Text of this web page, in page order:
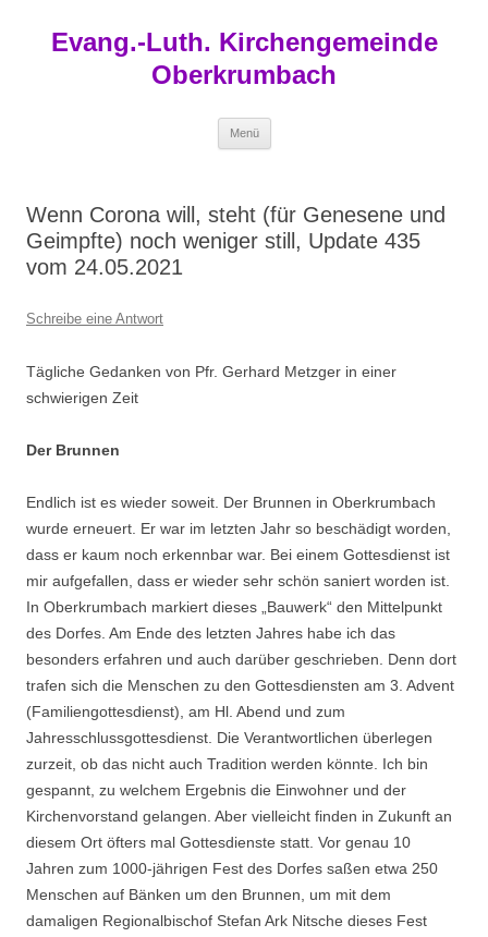
springen
Evang.-Luth. Kirchengemeinde
Oberkrumbach
Menü
Wenn Corona will, steht (für Genesene und
Geimpfte) noch weniger still, Update 435
vom 24.05.2021
Schreibe eine Antwort
Tägliche Gedanken von Pfr. Gerhard Metzger in einer
schwierigen Zeit
Der Brunnen
Endlich ist es wieder soweit. Der Brunnen in Oberkrumbach
wurde erneuert. Er war im letzten Jahr so beschädigt worden,
dass er kaum noch erkennbar war. Bei einem Gottesdienst ist
mir aufgefallen, dass er wieder sehr schön saniert worden ist.
In Oberkrumbach markiert dieses „Bauwerk“ den Mittelpunkt
des Dorfes. Am Ende des letzten Jahres habe ich das
besonders erfahren und auch darüber geschrieben. Denn dort
trafen sich die Menschen zu den Gottesdiensten am 3. Advent
(Familiengottesdienst), am Hl. Abend und zum
Jahresschlussgottesdienst. Die Verantwortlichen überlegen
zurzeit, ob das nicht auch Tradition werden könnte. Ich bin
gespannt, zu welchem Ergebnis die Einwohner und der
Kirchenvorstand gelangen. Aber vielleicht finden in Zukunft an
diesem Ort öfters mal Gottesdienste statt. Vor genau 10
Jahren zum 1000-jährigen Fest des Dorfes saßen etwa 250
Menschen auf Bänken um den Brunnen, um mit dem
damaligen Regionalbischof Stefan Ark Nitsche dieses Fest